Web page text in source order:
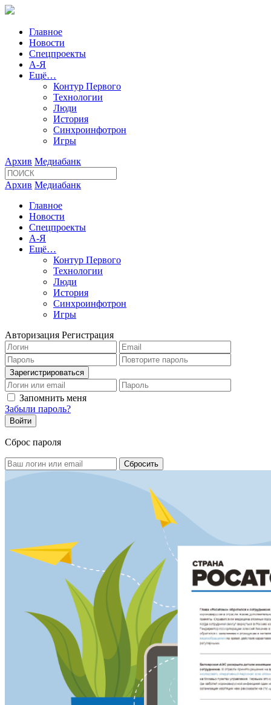
Главное
Новости
Спецпроекты
А-Я
Ещё…
Контур Первого
Технологии
Люди
История
Синхроинфотрон
Игры
Архив Медиабанк
Архив Медиабанк
Главное
Новости
Спецпроекты
А-Я
Ещё…
Контур Первого
Технологии
Люди
История
Синхроинфотрон
Игры
Авторизация Регистрация
Запомнить меня
Забыли пароль?
Сброс пароля